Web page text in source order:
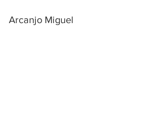
Arcanjo Miguel